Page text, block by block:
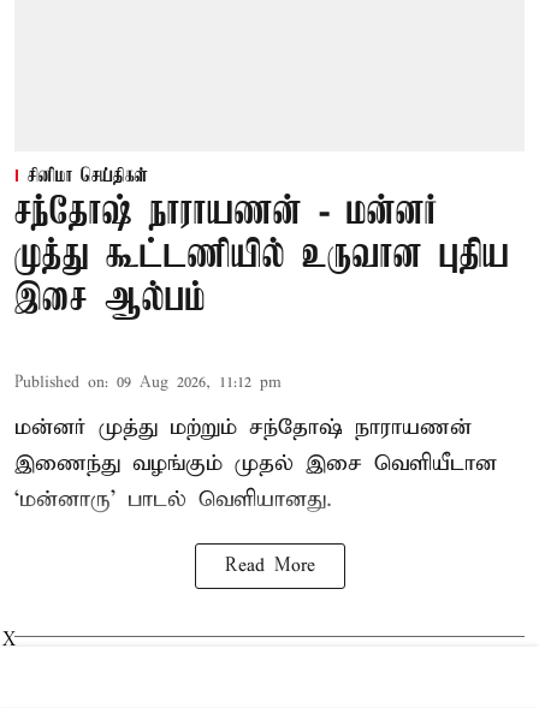
சினிமா செய்திகள்
சந்தோஷ் நாராயணன் - மன்னர்
முத்து கூட்டணியில் உருவான புதிய
இசை ஆல்பம்
Published on: 09 Aug 2026, 11:12 pm
மன்னர் முத்து மற்றும் சந்தோஷ் நாராயணன்
இணைந்து வழங்கும் முதல் இசை வெளியீடான
‘மன்னாரு’ பாடல் வெளியானது.
Read More
X